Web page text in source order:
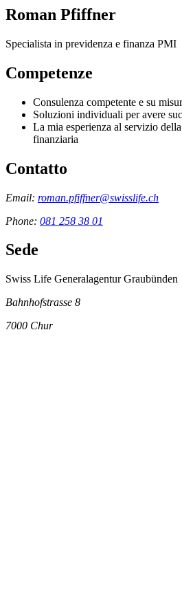
Roman Pfiffner
Specialista in previdenza e finanza PMI
Competenze
Consulenza competente e su
Soluzioni individuali per avere
La mia esperienza al servizio
finanziaria
Contatto
Email: roman.pfiffner@swisslife.ch
Phone: 081 258 38 01
Sede
Swiss Life Generalagentur Graubünden
Bahnhofstrasse 8
7000 Chur